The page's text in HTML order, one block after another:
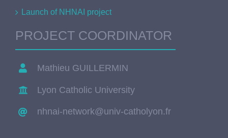
Launch of NHNAI project
PROJECT COORDINATOR
Mathieu GUILLERMIN
Lyon Catholic University
nhnai-network@univ-catholyon.fr